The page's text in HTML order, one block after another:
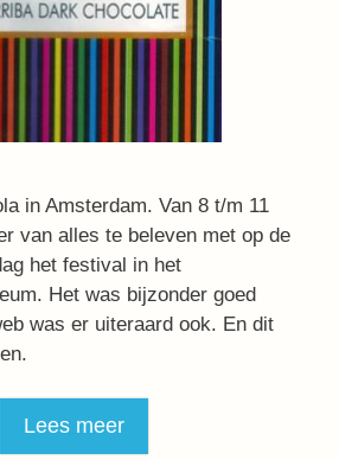
in Amsterdam. Van 8 t/m 11
van alles te beleven met op de
het festival in het
Het was bijzonder goed
was er uiteraard ook. En dit
Lees meer